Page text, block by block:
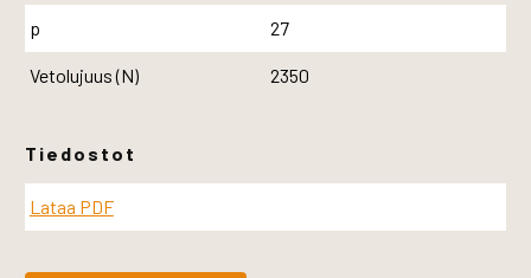
p 27
Vetolujuus (N) 2350
Tiedostot
Lataa PDF